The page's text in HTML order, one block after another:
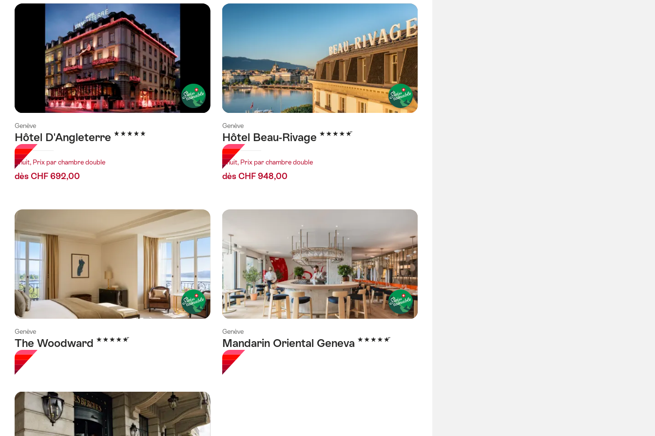
a
Genève
Hôtel D'Angleterre 5 étoiles
1 nuit, Prix par chambre double
dès CHF 692,00
Genève
Hôtel Beau-Rivage 5 étoiles
1 nuit, Prix par chambre double
dès CHF 948,00
Genève
The Woodward 5 étoiles
Genève
Mandarin Oriental Geneva 5 étoiles